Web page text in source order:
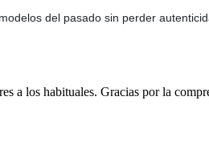
del pasado sin perder
a los habituales. Gracias por la